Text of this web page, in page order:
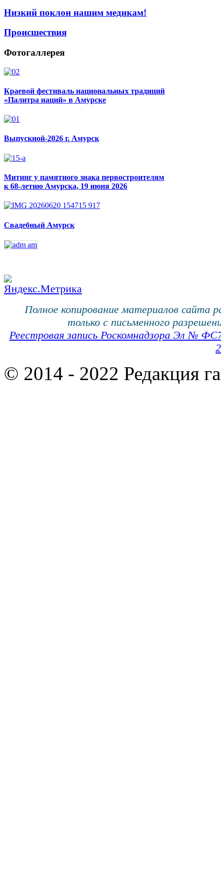
Низкий поклон нашим медикам!
Происшествия
Фотогаллерея
Краевой фестиваль национальных традиций
«Палитра наций» в Амурске
Выпускной-2026 г. Амурск
Митинг у памятного знака первостроителям
к 68-летию Амурска, 19 июня 2026
Свадебный Амурск
Полное копирование материалов сайта
только с письменного
Реестровая запись Роскомнадзора Эл №
© 2014 - 2022 Редакция